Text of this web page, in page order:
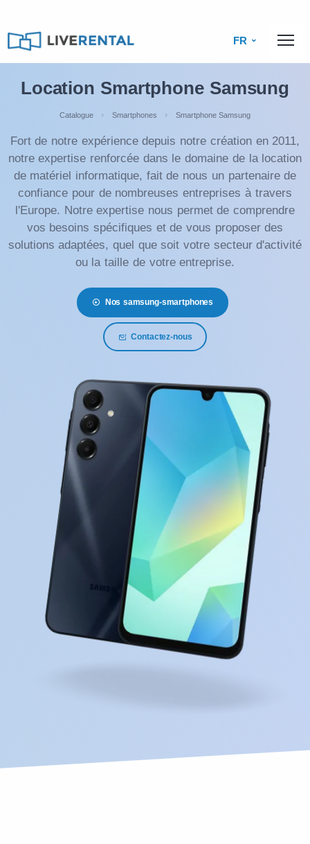
FR
Location Smartphone Samsung
Catalogue Smartphones Smartphone Samsung
Fort de notre expérience depuis notre création en 2011,
notre expertise renforcée dans le domaine de la location
de matériel informatique, fait de nous un partenaire de
confiance pour de nombreuses entreprises à travers
l'Europe. Notre expertise nous permet de comprendre
vos besoins spécifiques et de vous proposer des
solutions adaptées, quel que soit votre secteur d'activité
ou la taille de votre entreprise.
Nos samsung-smartphones
Contactez-nous